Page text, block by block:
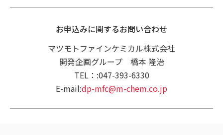
お申込みに関するお問い合わせ
マツモトファインケミカル株式会社
開発企画グループ 橋本 隆治
TEL：:047-393-6330
E-mail:dp-mfc@m-chem.co.jp